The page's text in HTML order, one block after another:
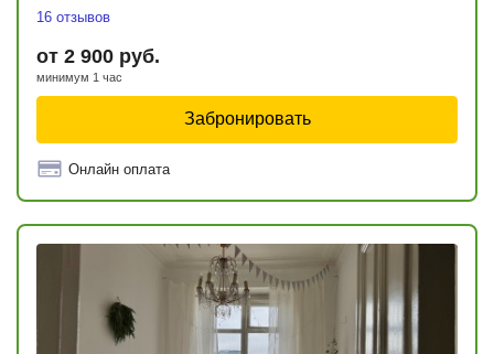
16 отзывов
от 2 900 руб.
минимум 1 час
Забронировать
Онлайн оплата